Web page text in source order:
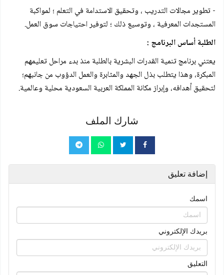
- تطوير مجالات التدريب ، وتحقيق الاستدامة في التعلم ؛ لمواكبة
المستجدات المعرفية ، وتوسيع ذلك ؛ لتوفير احتياجات سوق العمل.
الطلبة أساس البرنامج :
يعتني برنامج تنمية القدرات البشرية بالطلبة منذ بدء مراحل تعليمهم
المبكرة، وهذا يتطلب بذل الجهد والمثابرة والعمل الدؤوب من جانبهم؛
لتحقيق أهدافه، وإبراز مكانة المملكة العربية السعودية محلية وعالمية.
شارك الملف
إضافة تعليق
اسمك
بريدك الإلكتروني
التعليق